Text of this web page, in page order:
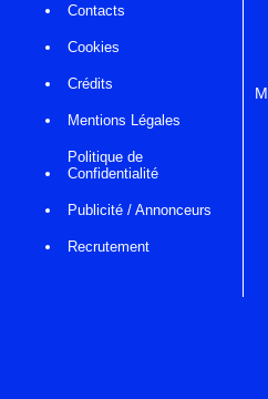
Contacts
Cookies
Crédits
Mentions Légales
Politique de
Confidentialité
Publicité / Annonceurs
Recrutement